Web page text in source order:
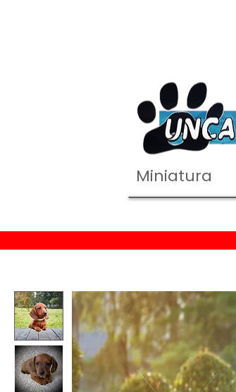
Miniatura